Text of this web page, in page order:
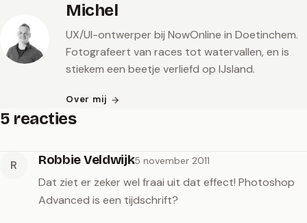
Michel
UX/UI-ontwerper bij NowOnline in Doetinchem.
Fotografeert van races tot watervallen, en is
stiekem een beetje verliefd op IJsland.
Over mij
5 reacties
R Robbie Veldwijk5 november 2011
Dat ziet er zeker wel fraai uit dat effect! Photoshop
Advanced is een tijdschrift?